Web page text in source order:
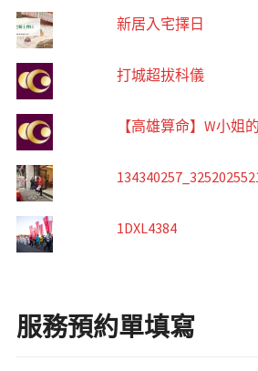
新居入宅擇日
打城超拔科儀
【高雄算命】W小姐
1DXL4384
服務預約單填寫